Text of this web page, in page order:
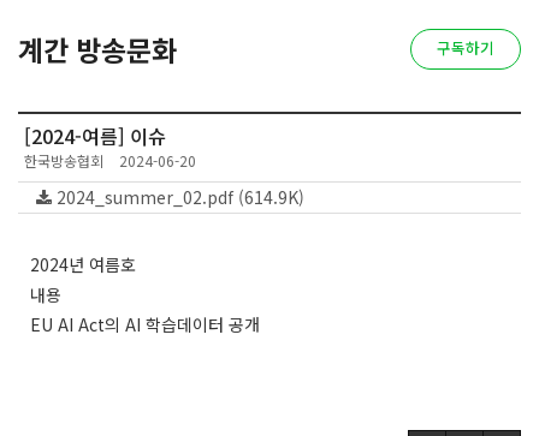
계간 방송문화 구독하기
[2024-여름] 이슈
한국방송협회 2024-06-20
2024_summer_02.pdf (614.9K)
2024년 여름호
내용
EU AI Act의 AI 학습데이터 공개